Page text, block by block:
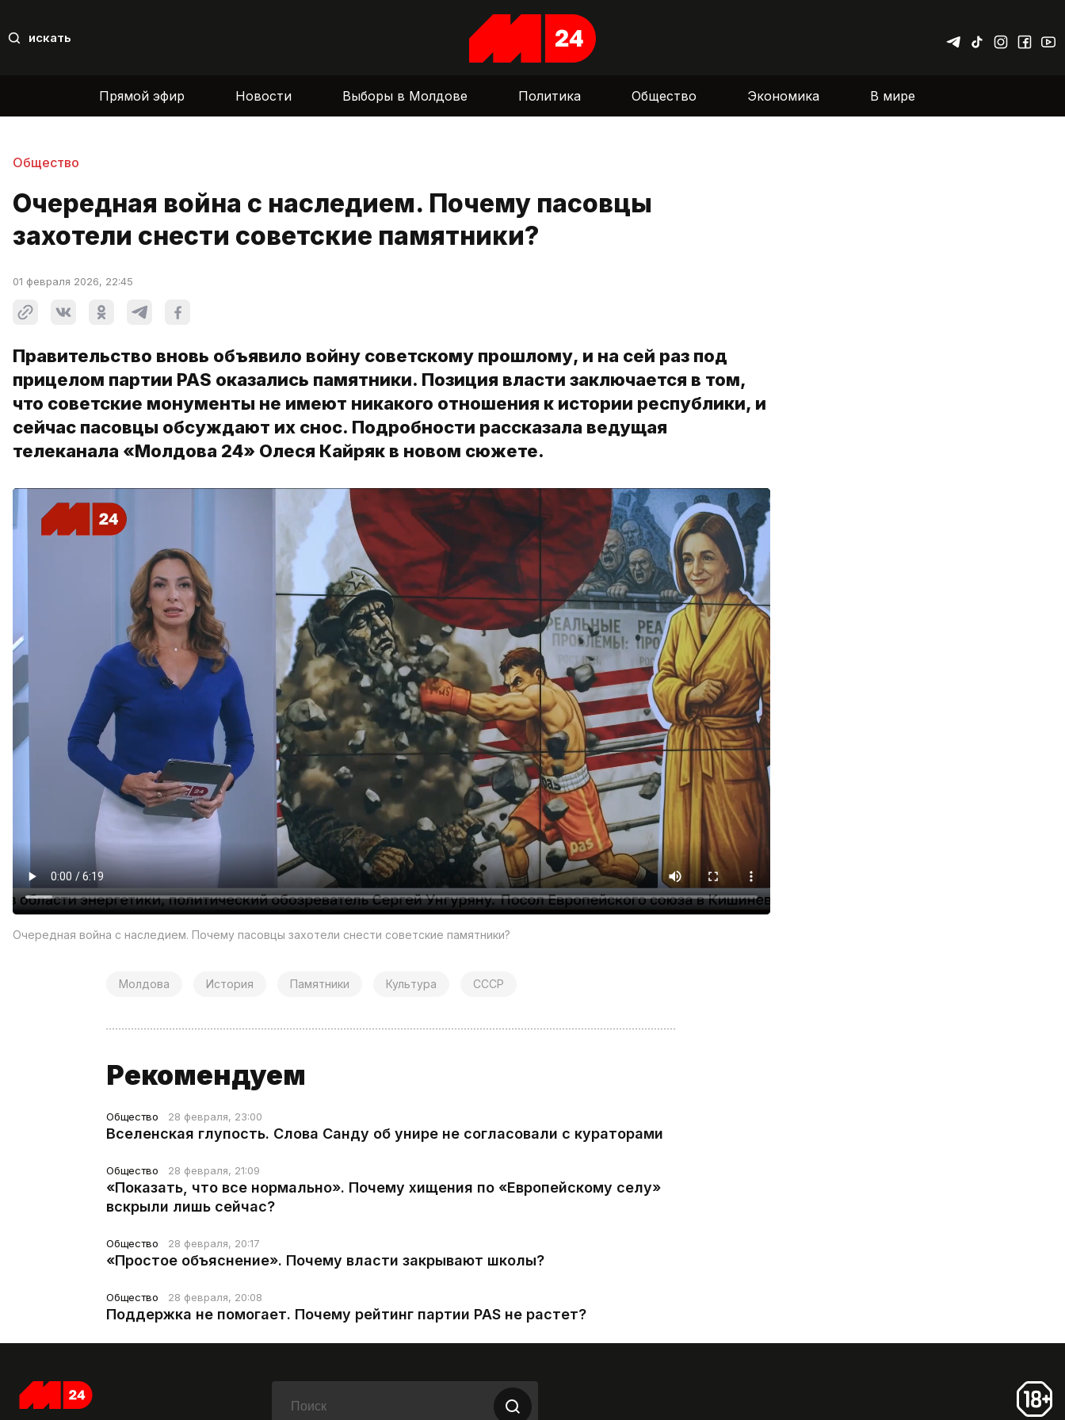
искать
Прямой эфир Новости Выборы в Молдове Политика Общество Экономика В мире
Общество
Очередная война с наследием. Почему пасовцы
захотели снести советские памятники?
01 февраля 2026, 22:45
Правительство вновь объявило войну советскому прошлому, и на сей раз под
прицелом партии PAS оказались памятники. Позиция власти заключается в том,
что советские монументы не имеют никакого отношения к истории республики, и
сейчас пасовцы обсуждают их снос. Подробности рассказала ведущая
телеканала «Молдова 24» Олеся Кайряк в новом сюжете.
Очередная война с наследием. Почему пасовцы захотели снести советские памятники?
Молдова История Памятники Культура СССР
Рекомендуем
Общество 28 февраля, 23:00
Вселенская глупость. Слова Санду об унире не согласовали с кураторами
Общество 28 февраля, 21:09
«Показать, что все нормально». Почему хищения по «Европейскому селу»
вскрыли лишь сейчас?
Общество 28 февраля, 20:17
«Простое объяснение». Почему власти закрывают школы?
Общество 28 февраля, 20:08
Поддержка не помогает. Почему рейтинг партии PAS не растет?